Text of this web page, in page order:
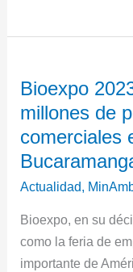
Bioexpo
millones de
comerciales
Actualidad,
Bioexpo, en su
como la feria de
importante de
2023
logró
más
de
de
pesos
en